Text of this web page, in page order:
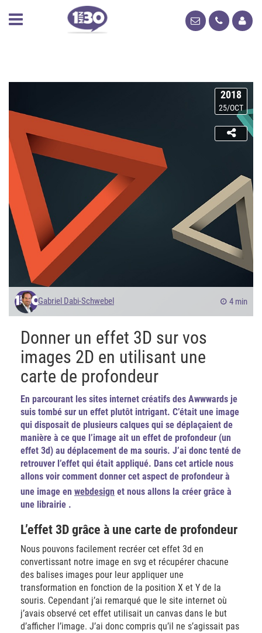
2018
25/OCT
Gabriel Dabi-Schwebel 4 min
Donner un effet 3D sur vos
images 2D en utilisant une
carte de profondeur
En parcourant les sites internet créatifs des Awwwards je
suis tombé sur un effet plutôt intrigant. C’était une image
qui disposait de plusieurs calques qui se déplaçaient de
manière à ce que l’image ait un effet de profondeur (un
effet 3d) au déplacement de ma souris. J’ai donc tenté de
retrouver l’effet qui était appliqué. Dans cet article nous
allons voir comment donner cet aspect de profondeur à
une image en webdesign et nous allons la créer grâce à
une librairie .
L’effet 3D grâce à une carte de profondeur
Nous pouvons facilement recréer cet effet 3d en
convertissant notre image en svg et récupérer chacune
des balises images pour leur appliquer une
transformation en fonction de la position X et Y de la
souris. Cependant j’ai remarqué que le site internet où
j’avais observé cet effet utilisait un canvas dans le but
d’afficher l’image. J’ai donc compris qu’il ne s’agissait pas